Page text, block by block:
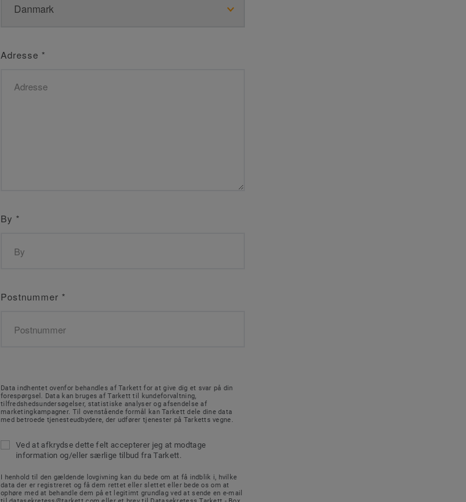
Adresse *
By *
Postnummer *
Data indhentet ovenfor behandles af Tarkett for at give dig et svar på din
forespørgsel. Data kan bruges af Tarkett til kundeforvaltning,
tilfredshedsundersøgelser, statistiske analyser og afsendelse af
marketingkampagner. Til ovenstående formål kan Tarkett dele dine data
med betroede tjenesteudbydere, der udfører tjenester på Tarketts vegne.
Ved at afkrydse dette felt accepterer jeg at modtage
information og/eller særlige tilbud fra Tarkett.
I henhold til den gældende lovgivning kan du bede om at få indblik i, hvilke
data der er registreret og få dem rettet eller slettet eller bede os om at
ophøre med at behandle dem på et legitimt grundlag ved at sende en e-mail